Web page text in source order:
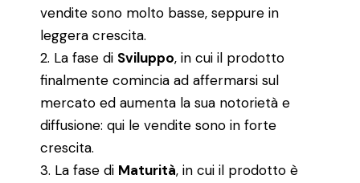
vendite sono molto basse, seppure in
leggera crescita.
La fase di Sviluppo, in cui il prodotto
finalmente comincia ad affermarsi sul
mercato ed aumenta la sua notorietà e
diffusione: qui le vendite sono in forte
crescita.
La fase di Maturità, in cui il prodotto è